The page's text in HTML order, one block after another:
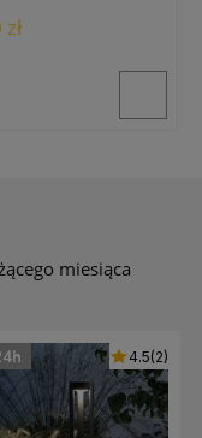
miesiąca
4.5(2)